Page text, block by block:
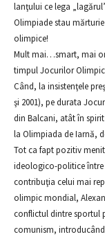
lanţului ce lega
Olimpiade stau
olimpice!
Mult mai…smart, mai
timpul Jocurilor
Când, la insistenţele
şi 2001), pe durata
din Balcani, atât în
la Olimpiada de Iarnă,
Tot ca fapt pozitiv
ideologico-politice între
contribuţia celui mai
olimpic mondial,
conflictul dintre sportul
comunism,